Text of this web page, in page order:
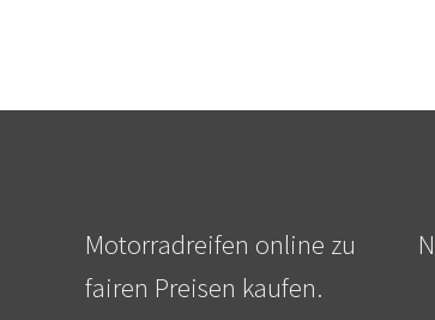
Motorradreifen online zu
fairen Preisen kaufen.